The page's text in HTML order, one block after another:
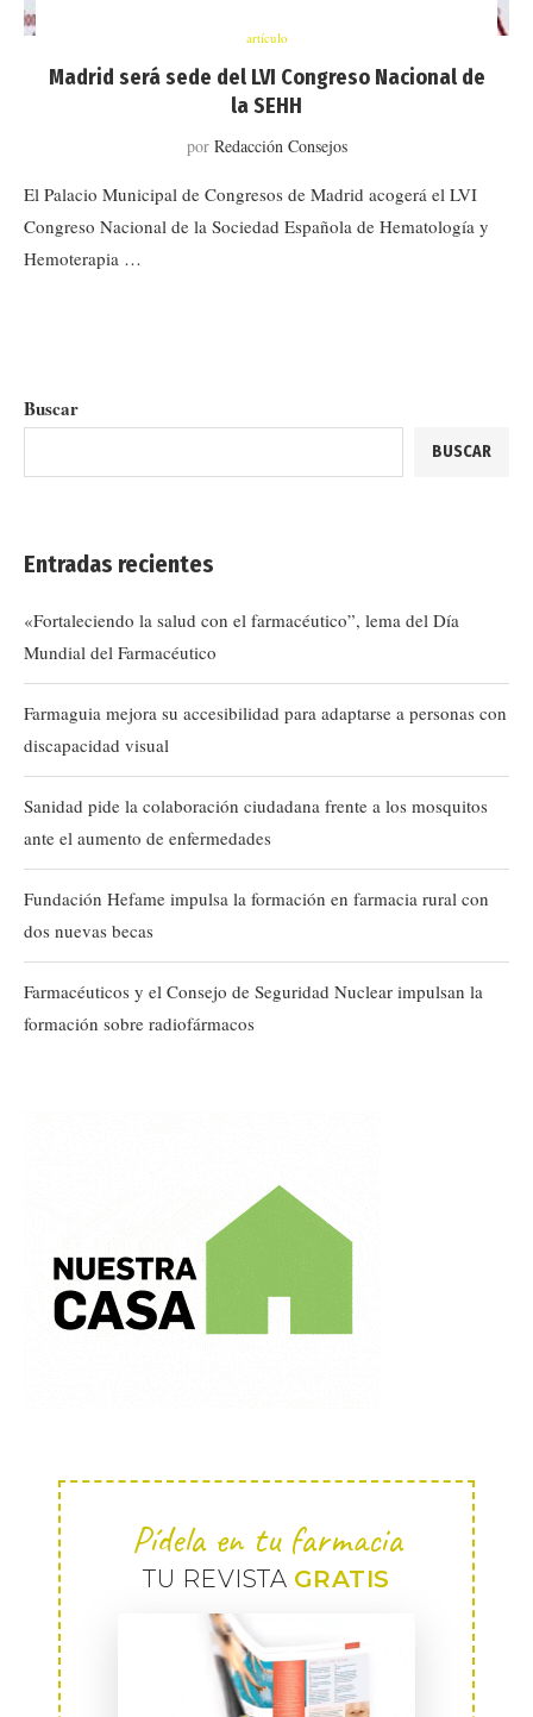
artículo
Madrid será sede del LVI Congreso Nacional de
la SEHH
por Redacción Consejos
El Palacio Municipal de Congresos de Madrid acogerá el LVI
Congreso Nacional de la Sociedad Española de Hematología y
Hemoterapia …
Buscar
BUSCAR
Entradas recientes
«Fortaleciendo la salud con el farmacéutico”, lema del Día
Mundial del Farmacéutico
Farmaguia mejora su accesibilidad para adaptarse a personas con
discapacidad visual
Sanidad pide la colaboración ciudadana frente a los mosquitos
ante el aumento de enfermedades
Fundación Hefame impulsa la formación en farmacia rural con
dos nuevas becas
Farmacéuticos y el Consejo de Seguridad Nuclear impulsan la
formación sobre radiofármacos
Pídela en tu farmacia
TU REVISTA GRATIS